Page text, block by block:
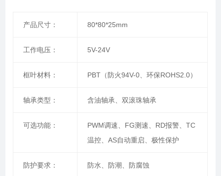
产品尺寸： 80*80*25mm
工作电压： 5V-24V
框叶材料： PBT（防火94V-0、环保ROHS2.0）
轴承类型： 含油轴承、双滚珠轴承
可选功能：
PWM调速、FG测速、RD报警、TC
温控、AS自动重启、极性保护
防护要求： 防水、防潮、防腐蚀